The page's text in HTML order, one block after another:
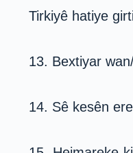
Tirkiyê hatiye
13. Bextiyar
14. Sê kesên